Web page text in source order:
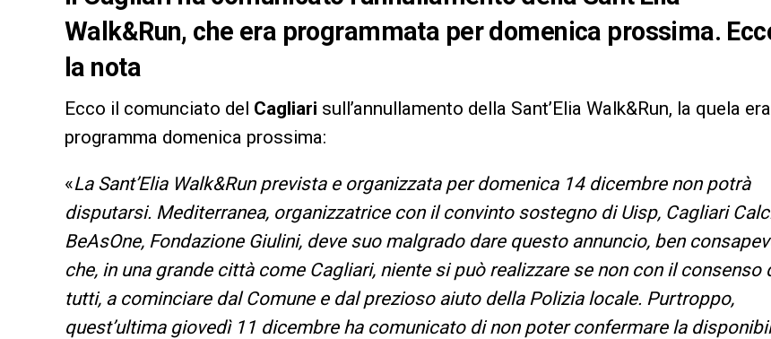
Walk&Run, che era programmata per domenica prossima.
la nota
Ecco il comunciato del Cagliari sull’annullamento della Sant’Elia Walk&Run, la quela
programma domenica prossima:
«La Sant’Elia Walk&Run prevista e organizzata per domenica 14 dicembre non potrà
disputarsi. Mediterranea, organizzatrice con il convinto sostegno di Uisp, Cagliari
BeAsOne, Fondazione Giulini, deve suo malgrado dare questo annuncio, ben
che, in una grande città come Cagliari, niente si può realizzare se non con il consenso
tutti, a cominciare dal Comune e dal prezioso aiuto della Polizia locale. Purtroppo,
quest’ultima giovedì 11 dicembre ha comunicato di non poter confermare la